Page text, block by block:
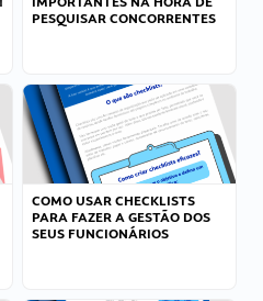
PESQUISAR CONCORRENTES
COMO USAR CHECKLISTS
PARA FAZER A GESTÃO DOS
SEUS FUNCIONÁRIOS